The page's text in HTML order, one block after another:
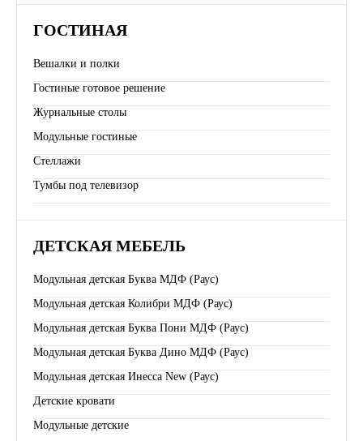
ГОСТИНАЯ
Вешалки и полки
Гостиные готовое решение
Журнальные столы
Модульные гостиные
Стеллажи
Тумбы под телевизор
ДЕТСКАЯ МЕБЕЛЬ
Модульная детская Буква МДФ (Раус)
Модульная детская Колибри МДФ (Раус)
Модульная детская Буква Пони МДФ (Раус)
Модульная детская Буква Дино МДФ (Раус)
Модульная детская Инесса New (Раус)
Детские кровати
Модульные детские